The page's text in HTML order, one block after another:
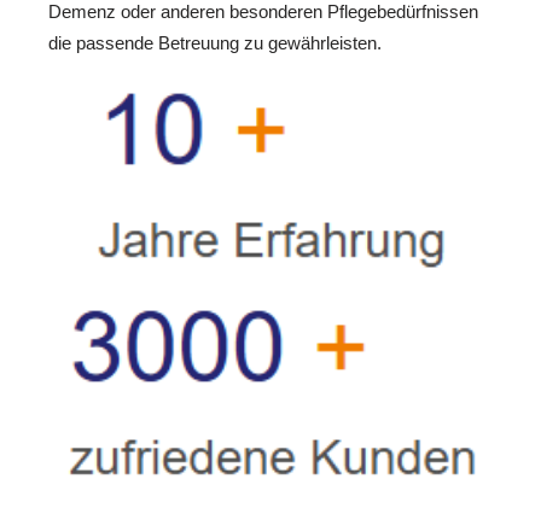
Demenz oder anderen besonderen Pflegebedürfnissen
die passende Betreuung zu gewährleisten.